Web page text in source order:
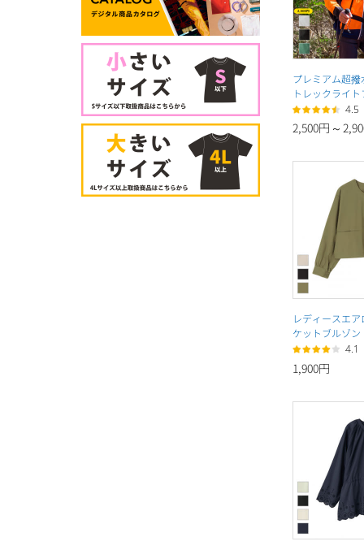
プレミアム超
トレックライ
4.5
2,500円 ～
レディースエ
ケットブルゾン
4.1
1,900円